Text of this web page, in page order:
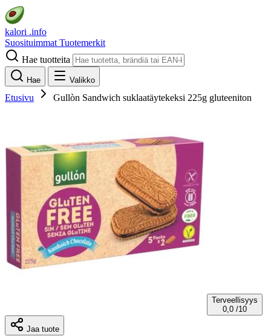
kalori .info
Suosituimmat Tuotemerkit
Hae tuotteita
Hae Valikko
Etusivu Gullòn Sandwich suklaatäytekeksi 225g gluteeniton
Terveellisyys
0,0 /10
Jaa tuote